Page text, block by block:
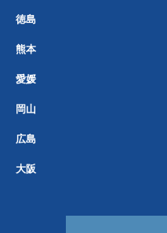
徳島
熊本
愛媛
岡山
広島
大阪